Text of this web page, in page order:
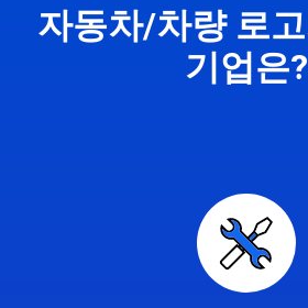
자동차/차량 로
기업은?